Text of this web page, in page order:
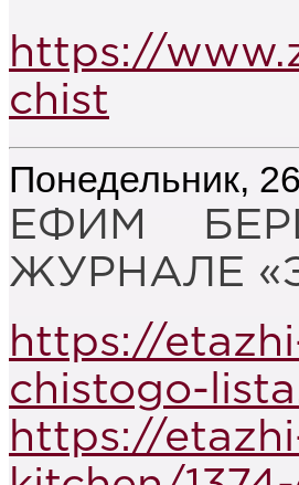
https://
chist
Понедельник,
ЕФИМ
ЖУРНАЛЕ
https://
chistogo-
https://